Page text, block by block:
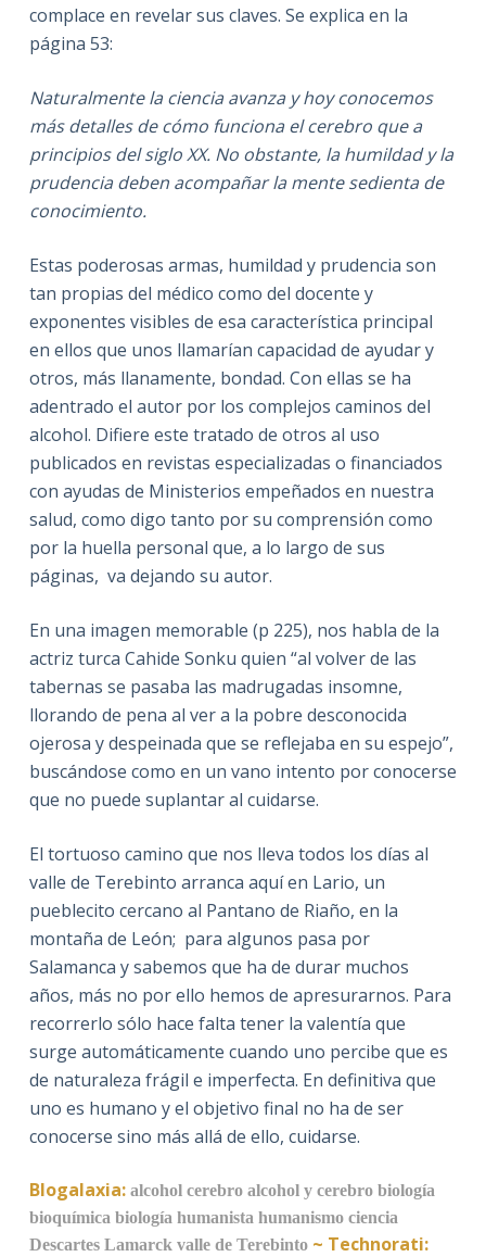
complace en revelar sus claves. Se explica en la
página 53:
Naturalmente la ciencia avanza y hoy conocemos
más detalles de cómo funciona el cerebro que a
principios del siglo XX. No obstante, la humildad y la
prudencia deben acompañar la mente sedienta de
conocimiento.
Estas poderosas armas, humildad y prudencia son
tan propias del médico como del docente y
exponentes visibles de esa característica principal
en ellos que unos llamarían capacidad de ayudar y
otros, más llanamente, bondad. Con ellas se ha
adentrado el autor por los complejos caminos del
alcohol. Difiere este tratado de otros al uso
publicados en revistas especializadas o financiados
con ayudas de Ministerios empeñados en nuestra
salud, como digo tanto por su comprensión como
por la huella personal que, a lo largo de sus
páginas, va dejando su autor.
En una imagen memorable (p 225), nos habla de la
actriz turca Cahide Sonku quien “al volver de las
tabernas se pasaba las madrugadas insomne,
llorando de pena al ver a la pobre desconocida
ojerosa y despeinada que se reflejaba en su espejo”,
buscándose como en un vano intento por conocerse
que no puede suplantar al cuidarse.
El tortuoso camino que nos lleva todos los días al
valle de Terebinto arranca aquí en Lario, un
pueblecito cercano al Pantano de Riaño, en la
montaña de León; para algunos pasa por
Salamanca y sabemos que ha de durar muchos
años, más no por ello hemos de apresurarnos. Para
recorrerlo sólo hace falta tener la valentía que
surge automáticamente cuando uno percibe que es
de naturaleza frágil e imperfecta. En definitiva que
uno es humano y el objetivo final no ha de ser
conocerse sino más allá de ello, cuidarse.
Blogalaxia: alcohol cerebro alcohol y cerebro biología
bioquímica biología humanista humanismo ciencia
Descartes Lamarck valle de Terebinto~ Technorati: